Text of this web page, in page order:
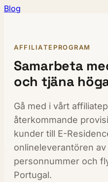
Blog
AFFILIATEPROGRAM
Samarbeta
och tjäna
Gå med i vårt
återkommande
kunder till E-
onlineleverantören
personnummer och
Portugal.